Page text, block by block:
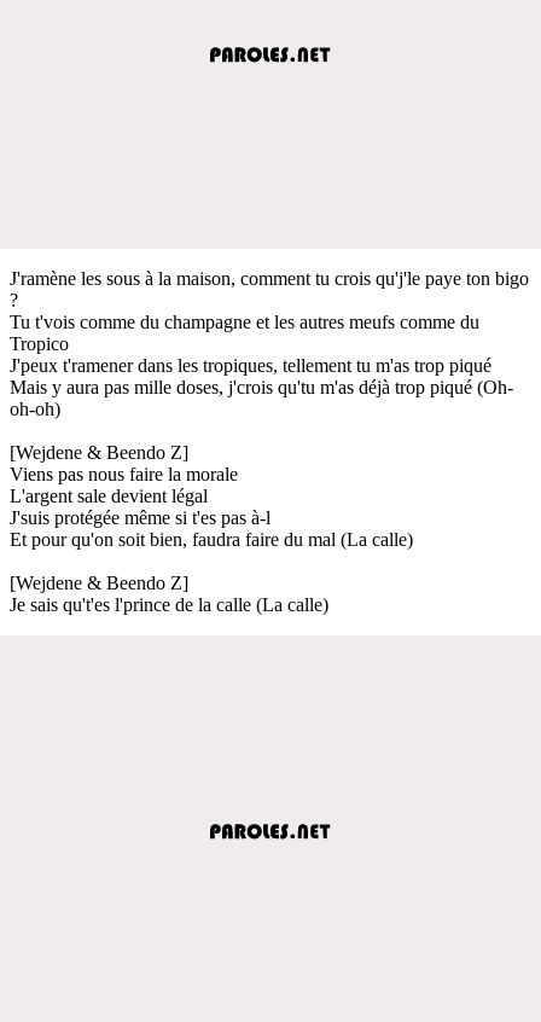
J'ramène les sous à la maison, comment tu crois qu'j'le paye ton bigo
?
Tu t'vois comme du champagne et les autres meufs comme du
Tropico
J'peux t'ramener dans les tropiques, tellement tu m'as trop piqué
Mais y aura pas mille doses, j'crois qu'tu m'as déjà trop piqué (Oh-
oh-oh)
[Wejdene & Beendo Z]
Viens pas nous faire la morale
L'argent sale devient légal
J'suis protégée même si t'es pas à-l
Et pour qu'on soit bien, faudra faire du mal (La calle)
[Wejdene & Beendo Z]
Je sais qu't'es l'prince de la calle (La calle)